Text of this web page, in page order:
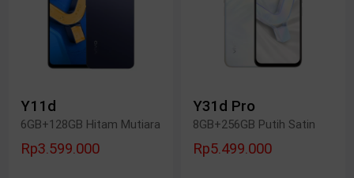
Y11d
6GB+128GB Hitam Mutiara
Rp3.599.000
Y31d Pro
8GB+256GB Putih Satin
Rp5.499.000